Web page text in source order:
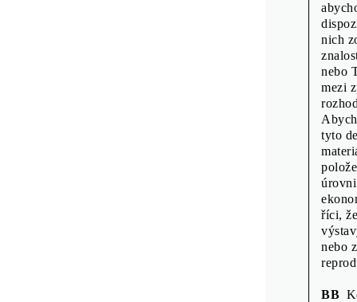
nich
nebo
mezi
tyto
říci,
nebo
BB
Překlady a
Produkce:
Tisk:
Náklad: 2000
vydání
Vydala